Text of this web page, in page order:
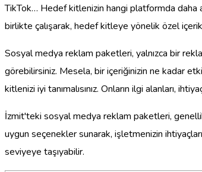
TikTok… Hedef kitlenizin hangi platformda
birlikte çalışarak, hedef kitleye yönelik özel
Sosyal medya reklam paketleri, yalnızca bir
görebilirsiniz. Mesela, bir içeriğinizin ne kadar
kitlenizi iyi tanımalısınız. Onların ilgi alanları,
İzmit'teki sosyal medya reklam paketleri,
uygun seçenekler sunarak, işletmenizin
seviyeye taşıyabilir.